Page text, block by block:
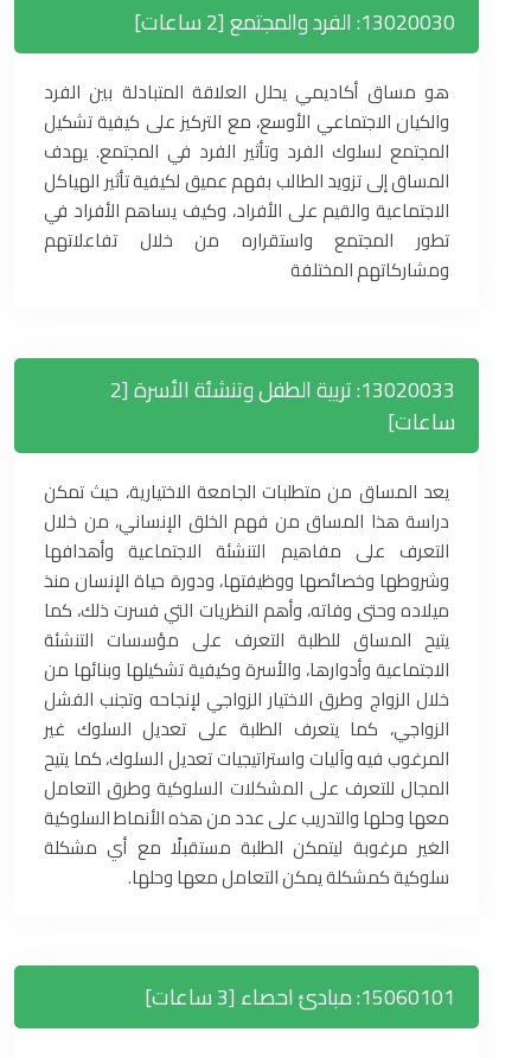
13020030: الفرد والمجتمع [2 ساعات]
هو مساق أكاديمي يحلل العلاقة المتبادلة بين الفرد
والكيان الاجتماعي الأوسع، مع التركيز على كيفية تشكيل
المجتمع لسلوك الفرد وتأثير الفرد في المجتمع. يهدف
المساق إلى تزويد الطالب بفهم عميق لكيفية تأثير الهياكل
الاجتماعية والقيم على الأفراد، وكيف يساهم الأفراد في
تطور المجتمع واستقراره من خلال تفاعلاتهم
ومشاركاتهم المختلفة
13020033: تربية الطفل وتنشئة الأسرة [2
ساعات]
يعد المساق من متطلبات الجامعة الاختيارية، حيث تمكن
دراسة هذا المساق من فهم الخلق الإنساني، من خلال
التعرف على مفاهيم التنشئة الاجتماعية وأهدافها
وشروطها وخصائصها ووظيفتها، ودورة حياة الإنسان منذ
ميلاده وحتى وفاته، وأهم النظريات التي فسرت ذلك، كما
يتيح المساق للطلبة التعرف على مؤسسات التنشئة
الاجتماعية وأدوارها، والأسرة وكيفية تشكيلها وبنائها من
خلال الزواج وطرق الاختيار الزواجي لإنجاحه وتجنب الفشل
الزواجي، كما يتعرف الطلبة على تعديل السلوك غير
المرغوب فيه وآليات واستراتيجيات تعديل السلوك، كما يتيح
المجال للتعرف على المشكلات السلوكية وطرق التعامل
معها وحلها والتدريب على عدد من هذه الأنماط السلوكية
الغير مرغوبة ليتمكن الطلبة مستقبلًا مع أي مشكلة
سلوكية كمشكلة يمكن التعامل معها وحلها.
15060101: مبادئ احصاء [3 ساعات]